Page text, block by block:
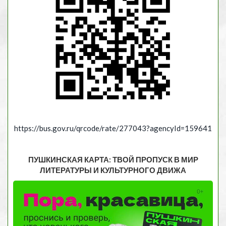
https://bus.gov.ru/qrcode/rate/277043?agencyId=159641
ПУШКИНСКАЯ КАРТА: ТВОЙ ПРОПУСК В МИР
ЛИТЕРАТУРЫ И КУЛЬТУРНОГО ДВИЖА